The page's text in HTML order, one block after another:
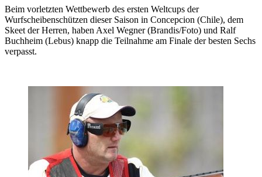
Beim vorletzten Wettbewerb des ersten Weltcups der
Wurfscheibenschützen dieser Saison in Concepcion (Chile), dem
Skeet der Herren, haben Axel Wegner (Brandis/Foto) und Ralf
Buchheim (Lebus) knapp die Teilnahme am Finale der besten Sechs
verpasst.